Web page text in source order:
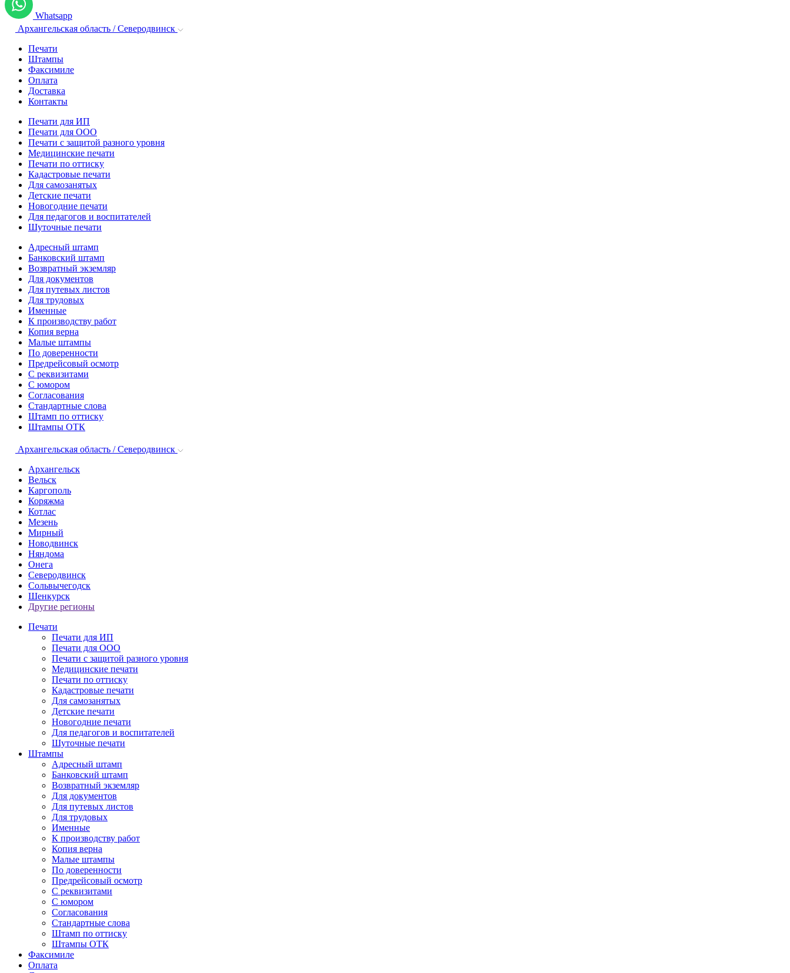
Whatsapp
Архангельская область / Северодвинск
Печати
Штампы
Факсимиле
Оплата
Доставка
Контакты
Печати для ИП
Печати для ООО
Печати с защитой разного уровня
Медицинские печати
Печати по оттиску
Кадастровые печати
Для самозанятых
Детские печати
Новогодние печати
Для педагогов и воспитателей
Шуточные печати
Адресный штамп
Банковский штамп
Возвратный экземляр
Для документов
Для путевых листов
Для трудовых
Именные
К производству работ
Копия верна
Малые штампы
По доверенности
Предрейсовый осмотр
С реквизитами
С юмором
Согласования
Стандартные слова
Штамп по оттиску
Штампы ОТК
Архангельская область / Северодвинск
Архангельск
Вельск
Каргополь
Коряжма
Котлас
Мезень
Мирный
Новодвинск
Няндома
Онега
Северодвинск
Сольвычегодск
Шенкурск
Другие регионы
Печати
Печати для ИП
Печати для ООО
Печати с защитой разного уровня
Медицинские печати
Печати по оттиску
Кадастровые печати
Для самозанятых
Детские печати
Новогодние печати
Для педагогов и воспитателей
Шуточные печати
Штампы
Адресный штамп
Банковский штамп
Возвратный экземляр
Для документов
Для путевых листов
Для трудовых
Именные
К производству работ
Копия верна
Малые штампы
По доверенности
Предрейсовый осмотр
С реквизитами
С юмором
Согласования
Стандартные слова
Штамп по оттиску
Штампы ОТК
Факсимиле
Оплата